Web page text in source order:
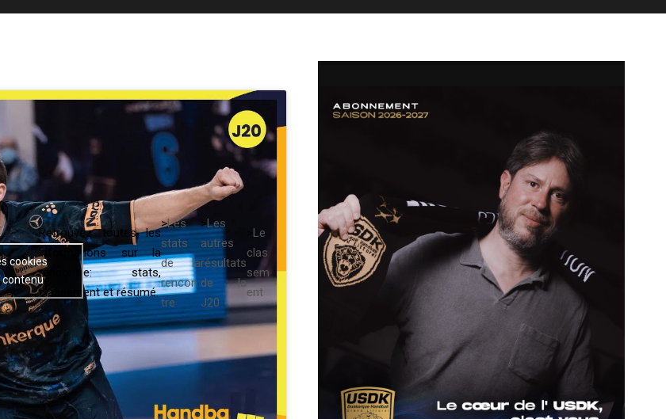
Retrouvez toutes les
informations sur la
rencontre: stats,
classement et résumé.
>Les
stats
de la
rencon
tre
>Les
autres
résultats
de la
J20
Le
clas
sem
ent
cookies
contenu